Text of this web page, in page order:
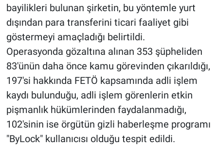
bayilikleri bulunan şirketin, bu yöntemle yurt
dışından para transferini ticari faaliyet gibi
göstermeyi amaçladığı belirtildi.
Operasyonda gözaltına alınan 353 şüpheliden
83'ünün daha önce kamu görevinden çıkarıldığı,
197'si hakkında FETÖ kapsamında adli işlem
kaydı bulunduğu, adli işlem görenlerin etkin
pişmanlık hükümlerinden faydalanmadığı,
102'sinin ise örgütün gizli haberleşme programı
"ByLock" kullanıcısı olduğu tespit edildi.